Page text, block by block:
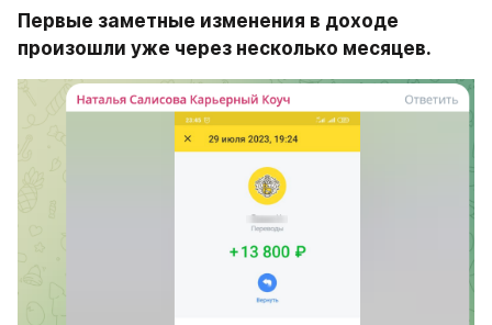
Первые заметные изменения в доходе
произошли уже через несколько месяцев.